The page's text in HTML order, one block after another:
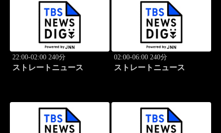
22:00-02:00 240分
ストレートニュース
02:00-06:00 240分
ストレートニュース